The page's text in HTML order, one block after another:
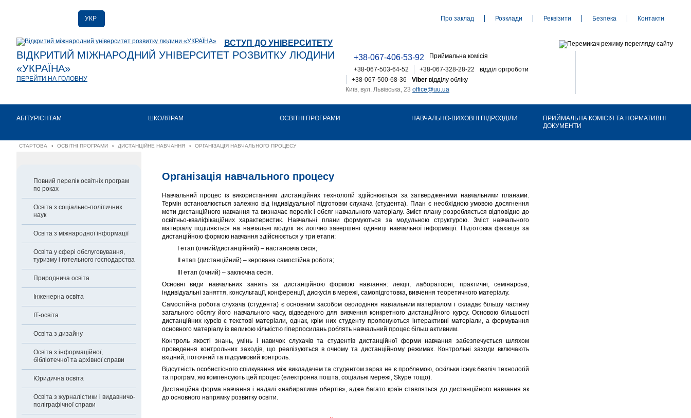
УКР
ENG
Про заклад Розклади Реквізити Безпека Контакти
ВСТУП ДО УНІВЕРСИТЕТУ
ВІДКРИТИЙ МІЖНАРОДНИЙ УНІВЕРСИТЕТ РОЗВИТКУ ЛЮДИНИ
«УКРАЇНА»
ПЕРЕЙТИ НА ГОЛОВНУ
+38-067-406-53-92
Приймальна комісія
відділ оргроботи
+38-067-503-64-52
+38-067-328-28-22
Viber відділу обліку
+38-067-500-68-36
Київ, вул. Львівська, 23 office@uu.ua
АБІТУРІЄНТАМ ШКОЛЯРАМ ОСВІТНІ ПРОГРАМИ НАВЧАЛЬНО-ВИХОВНІ ПІДРОЗДІЛИ
ПРИЙМАЛЬНА КОМІСІЯ ТА НОРМАТИВНІ
ДОКУМЕНТИ
СТАРТОВА › ОСВІТНІ ПРОГРАМИ › ДИСТАНЦІЙНЕ НАВЧАННЯ › ОРГАНІЗАЦІЯ НАВЧАЛЬНОГО ПРОЦЕСУ
Повний перелік освітніх програм
по роках
Освіта з соціально-політичних
наук
Освіта з міжнародної інформації
Освіта у сфері обслуговування,
туризму і готельного господарства
Природнича освіта
Інженерна освіта
ІТ-освіта
Освіта з дизайну
Освіта з інформаційної,
бібліотечної та архівної справи
Юридична освіта
Освіта з журналістики і видавничо-
поліграфічної справи
Організація навчального процесу
Навчальний процес із використанням дистанційних технологій здійснюється за затвердженими навчальними планами.
Термін встановлюється залежно від індивідуальної підготовки слухача (студента). План є необхідною умовою досягнення
мети дистанційного навчання та визначає перелік і обсяг навчального матеріалу. Зміст плану розробляється відповідно до
освітньо-кваліфікаційних характеристик. Навчальні плани формуються за модульною структурою. Зміст навчального
матеріалу поділяється на навчальні модулі як логічно завершені одиниці навчальної інформації. Підготовка фахівців за
дистанційною формою навчання здійснюється у три етапи:
I етап (очний/дистанційний) – настановча сесія;
II етап (дистанційний) – керована самостійна робота;
III етап (очний) – заключна сесія.
Основні види навчальних занять за дистанційною формою навчання: лекції, лабораторні, практичні, семінарські,
індивідуальні заняття, консультації, конференції, дискусія в мережі, самопідготовка, вивчення теоретичного матеріалу.
Самостійна робота слухача (студента) є основним засобом оволодіння навчальним матеріалом і складає більшу частину
загального обсягу його навчального часу, відведеного для вивчення конкретного дистанційного курсу. Основою більшості
дистанційних курсів є текстові матеріали, однак, крім них студенту пропонуються інтерактивні матеріали, а формування
основного матеріалу із великою кількістю гіперпосилань роблять навчальний процес більш активним.
Контроль якості знань, умінь і навичок слухачів та студентів дистанційної форми навчання забезпечується шляхом
проведення контрольних заходів, що реалізуються в очному та дистанційному режимах. Контрольні заходи включають
вхідний, поточний та підсумковий контроль.
Відсутність особистісного спілкування між викладачем та студентом зараз не є проблемою, оскільки існує безліч технологій
та програм, які компенсують цей процес (електронна пошта, соціальні мережі, Skype тощо).
Дистанційна форма навчання і надалі «набиратиме обертів», адже багато країн ставляться до дистанційного навчання як
до основного напрямку розвитку освіти.